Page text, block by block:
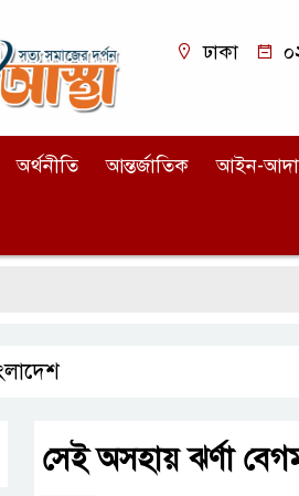
ঢাকা
অর্থনীতি আন্তর্জাতিক আইন-
সেই অসহায় ঝর্ণা